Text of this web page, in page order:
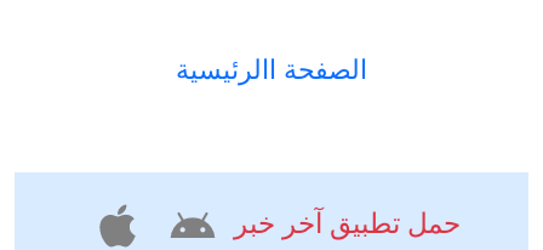
الصفحة االرئيسية
حمل تطبيق آخر خبر